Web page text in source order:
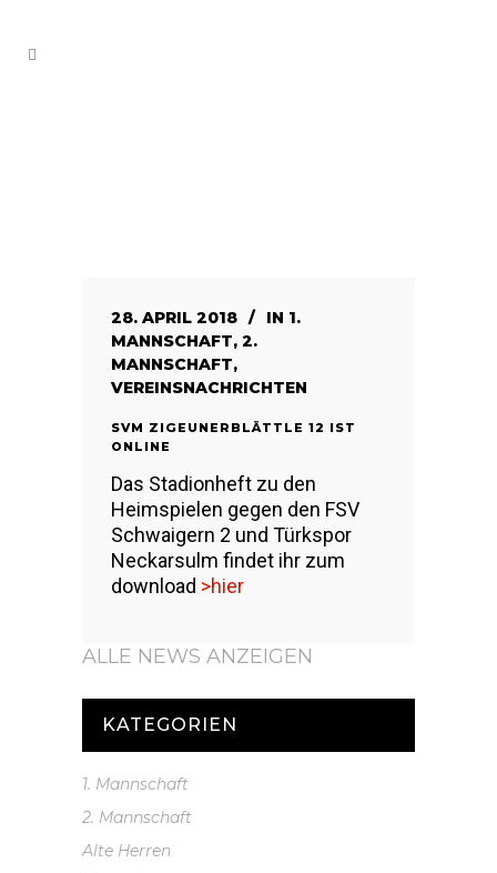
28. APRIL 2018 IN 1.
MANNSCHAFT, 2.
MANNSCHAFT,
VEREINSNACHRICHTEN
SVM ZIGEUNERBLÄTTLE 12 IST
ONLINE
Das Stadionheft zu den
Heimspielen gegen den FSV
Schwaigern 2 und Türkspor
Neckarsulm findet ihr zum
download >hier
ALLE NEWS ANZEIGEN
KATEGORIEN
1. Mannschaft
2. Mannschaft
Alte Herren